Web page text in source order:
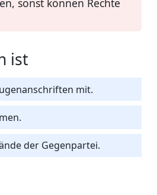
sonst können Rechte
ist
mit.
der Gegenpartei.